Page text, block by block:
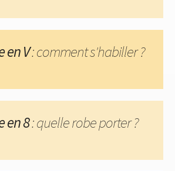
en V: comment s'habiller ?
en 8: quelle robe porter ?